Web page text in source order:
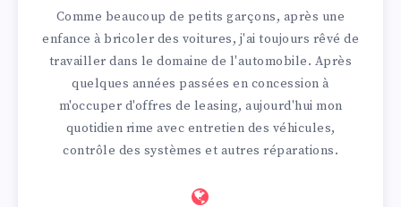
Comme beaucoup de petits garçons, après une
enfance à bricoler des voitures, j'ai toujours rêvé de
travailler dans le domaine de l'automobile. Après
quelques années passées en concession à
m'occuper d'offres de leasing, aujourd'hui mon
quotidien rime avec entretien des véhicules,
contrôle des systèmes et autres réparations.